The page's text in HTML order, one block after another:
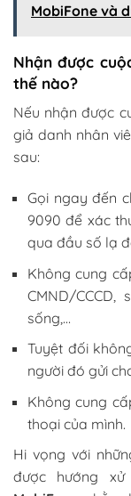
MobiFone và
Nhận được
thế nào?
Nếu nhận được
giả danh nhân
sau:
Gọi ngay đến
9090 để xác
qua đầu số lạ
Không cung
CMND/
sống,…
Tuyệt đối
người đó gửi
Không cung
thoại của mình.
Hi vọng với
được hướng